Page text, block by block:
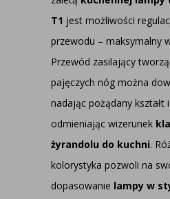
T1 jest możliwości
przewodu – maksymalny
Przewód zasilający
pajęczych nóg można
nadając pożądany kształt
odmieniając wizerunek
żyrandolu do kuchni.
kolorystyka pozwoli na
dopasowanie lampy w